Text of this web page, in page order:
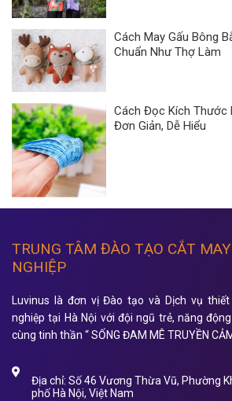
Cách May Gấu Bông
Chuẩn Như Thợ Làm
Cách Đọc Kích Thước
Đơn Giản, Dễ Hiểu
TRUNG TÂM ĐÀO TẠO CẮT
NGHIỆP
Luvinus là đơn vị Đào tạo và Dịch vụ
nghiệp tại Hà Nội với đội ngũ trẻ, năng
cùng tinh thần “ SỐNG ĐAM MÊ TRUYỀN
Địa chỉ: Số 46 Vương Thừa Vũ, Phường
phố Hà Nội, Việt Nam